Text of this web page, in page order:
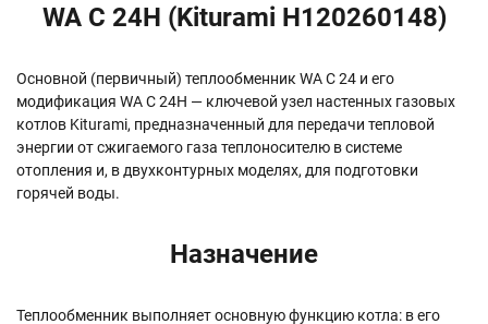
WA C 24H (Kiturami H120260148)
Основной (первичный) теплообменник WA C 24 и его
модификация WA C 24H — ключевой узел настенных газовых
котлов Kiturami, предназначенный для передачи тепловой
энергии от сжигаемого газа теплоносителю в системе
отопления и, в двухконтурных моделях, для подготовки
горячей воды.
Назначение
Теплообменник выполняет основную функцию котла: в его